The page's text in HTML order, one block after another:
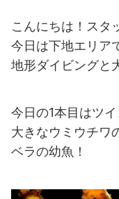
こんにちは！スタ
今日は下地エリア
地形ダイビングと
今日の1本目はツ
大きなウミウチワ
ベラの幼魚！